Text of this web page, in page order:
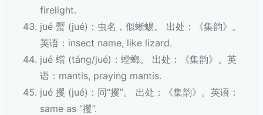
firelight.
jué 蟨 (jué)：虫名，似蜥蜴。 出处：《集韵》。
英语：insect name, like lizard.
jué 蟷 (táng/jué)：螳螂。 出处：《集韵》。英
语：mantis, praying mantis.
jué 攫 (jué)：同“攫”。 出处：《集韵》。英语：
same as “攫”.